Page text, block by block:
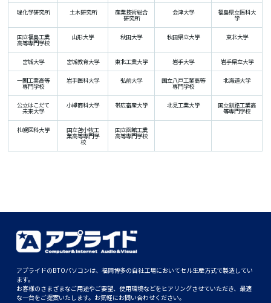
理化学研究所 土木研究所 産業技術総合
研究所
会津大学 福島県立医科大
学
国立福島工業
高等専門学校
山形大学 秋田大学 秋田県立大学 東北大学
宮城大学 宮城教育大学 東北工業大学 岩手大学 岩手県立大学
一関工業高等
専門学校
岩手医科大学 弘前大学 国立八戸工業高等
専門学校
北海道大学
公立はこだて
未来大学
小樽商科大学 帯広畜産大学 北見工業大学 国立釧路工業高
等専門学校
札幌医科大学 国立苫小牧工
業高等専門学
校
国立函館工業
高等専門学校
アプライドのBTOパソコンは、福岡博多の自社工場においてセル生産方式で製造してい
ます。
お客様のさまざまなご用途やご要望、使用環境などをヒアリングさせていただき、最適
な一台をご提案いたします。お気軽にお問い合わせください。